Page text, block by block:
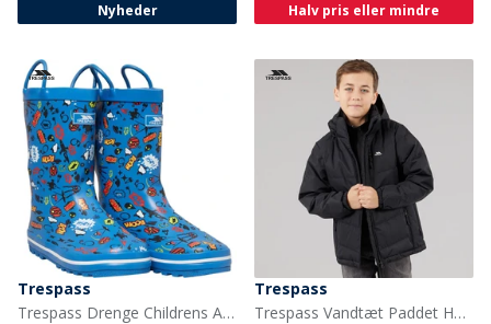
Nyheder Halv pris eller mindre
Trespass
Trespass Drenge Childrens Apolloton Cartoon Printed Wellington Gummistøvler Blå
Trespass
Trespass Vandtæt Paddet Hættejakke til Drenge Figo Sort